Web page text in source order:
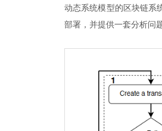
动态系统模型的区块链系
部署，并提供一套分析问